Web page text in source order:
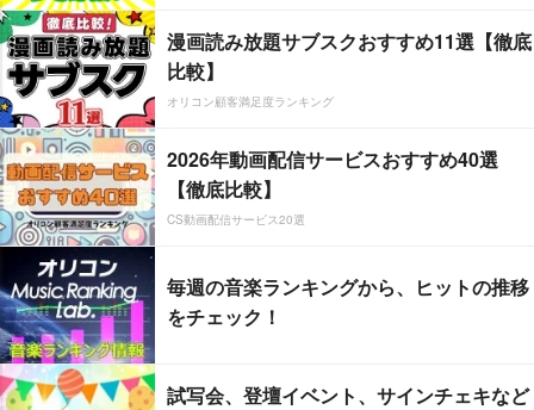
漫画読み放題サブスクおすすめ11選【徹底
比較】
オリコン顧客満足度ランキング
2026年動画配信サービスおすすめ40選
【徹底比較】
CS動画配信サービス20選
毎週の音楽ランキングから、ヒットの推移
をチェック！
試写会、登壇イベント、サインチェキなど